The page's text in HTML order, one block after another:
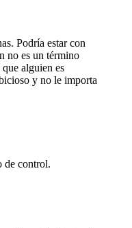
Podría estar con
no es un término
alguien es
y no le importa
de control.